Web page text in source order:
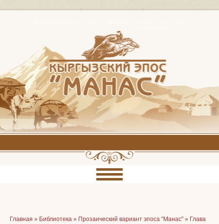
Главная » Библиотека » Прозаический вариант эпоса "Манас" » Глава